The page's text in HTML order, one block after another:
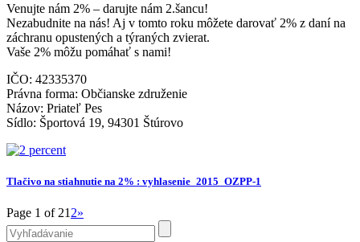
Venujte nám 2% – darujte nám 2.šancu!
Nezabudnite na nás! Aj v tomto roku môžete darovať 2% z daní na
záchranu opustených a týraných zvierat.
Vaše 2% môžu pomáhať s nami!
IČO: 42335370
Právna forma: Občianske združenie
Názov: Priateľ Pes
Sídlo: Športová 19, 94301 Štúrovo
Tlačivo na stiahnutie na 2% : vyhlasenie_2015_OZPP-1
Page 1 of 21 2»